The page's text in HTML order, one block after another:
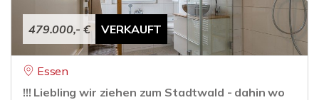
479.000,- € VERKAUFT
Essen
!!! Liebling wir ziehen zum Stadtwald - dahin wo